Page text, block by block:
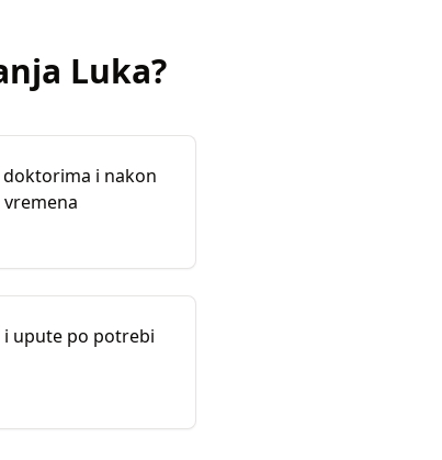
Luka?
i nakon
i upute po potrebi